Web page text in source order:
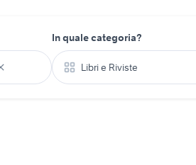
In quale categoria?
Libri e Riviste